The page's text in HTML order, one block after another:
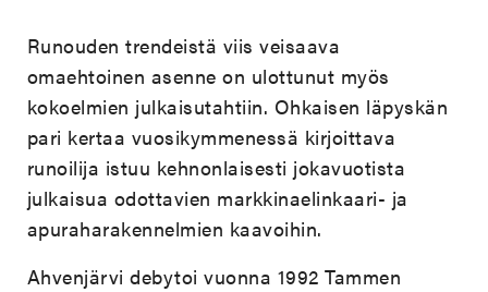
Runouden trendeistä viis veisaava
omaehtoinen asenne on ulottunut myös
kokoelmien julkaisutahtiin. Ohkaisen läpyskän
pari kertaa vuosikymmenessä kirjoittava
runoilija istuu kehnonlaisesti jokavuotista
julkaisua odottavien markkinaelinkaari- ja
apuraharakennelmien kaavoihin.
Ahvenjärvi debytoi vuonna 1992 Tammen